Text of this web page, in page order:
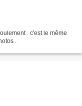
. c'est le même
.